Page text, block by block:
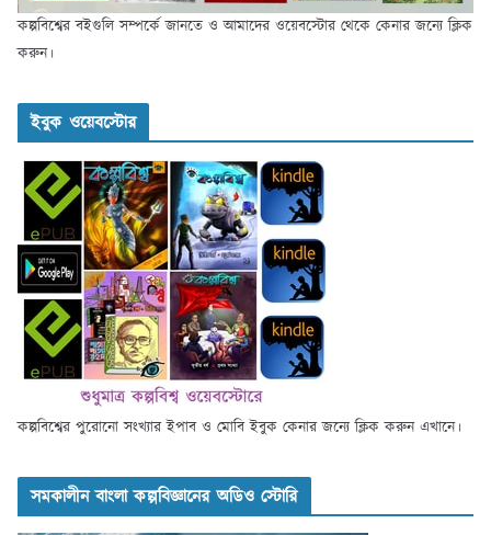
কল্পবিশ্বের বইগুলি সম্পর্কে জানতে ও আমাদের ওয়েবস্টোর থেকে কেনার জন্যে ক্লিক
করুন।
ইবুক ওয়েবস্টোর
কল্পবিশ্বের পুরোনো সংখ্যার ইপাব ও মোবি ইবুক কেনার জন্যে ক্লিক করুন এখানে।
সমকালীন বাংলা কল্পবিজ্ঞানের অডিও স্টোরি